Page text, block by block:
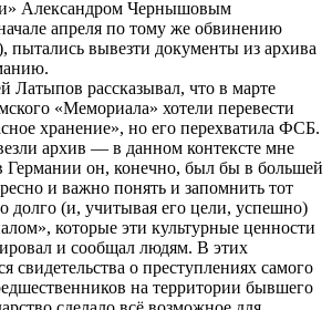
Александром Чернышовым
апреля по тому же обвинению
пытались вывезти документы из архива
Латыпов рассказывал, что в марте
«Мемориала» хотели перевести
хранение», но его перехватила ФСБ.
архив — в данном контексте мне
Германии он, конечно, был бы в большей
и важно понять и запомнить тот
долго (и, учитывая его цели, успешно)
которые эти культурные ценности
и сообщал людям. В этих
свидетельства о преступлениях самого
на территории бывшего